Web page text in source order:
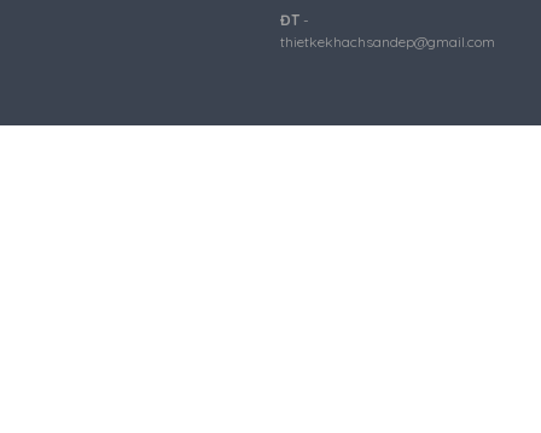
ĐT-
thietkekhachsandep@gmail.com